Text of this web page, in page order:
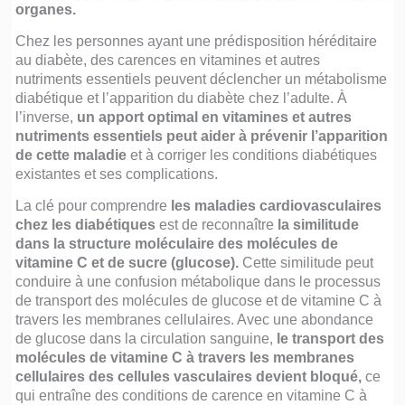
organes.
Chez les personnes ayant une prédisposition héréditaire
au diabète, des carences en vitamines et autres
nutriments essentiels peuvent déclencher un métabolisme
diabétique et l’apparition du diabète chez l’adulte. À
l’inverse, un apport optimal en vitamines et autres
nutriments essentiels peut aider à prévenir l’apparition
de cette maladie et à corriger les conditions diabétiques
existantes et ses complications.
La clé pour comprendre les maladies cardiovasculaires
chez les diabétiques est de reconnaître la similitude
dans la structure moléculaire des molécules de
vitamine C et de sucre (glucose). Cette similitude peut
conduire à une confusion métabolique dans le processus
de transport des molécules de glucose et de vitamine C à
travers les membranes cellulaires. Avec une abondance
de glucose dans la circulation sanguine, le transport des
molécules de vitamine C à travers les membranes
cellulaires des cellules vasculaires devient bloqué, ce
qui entraîne des conditions de carence en vitamine C à